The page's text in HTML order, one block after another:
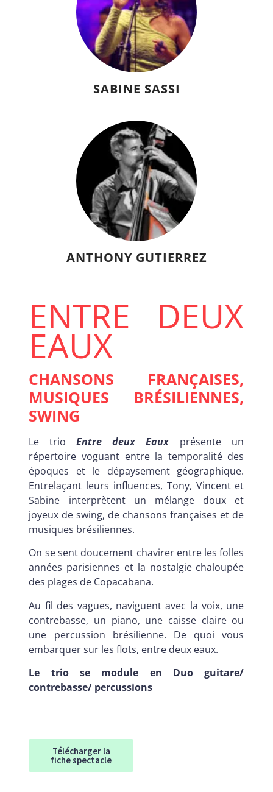
SABINE SASSI
ANTHONY GUTIERREZ
ENTRE DEUX
EAUX
CHANSONS FRANÇAISES,
MUSIQUES BRÉSILIENNES,
SWING
Le trioEntre deux Eaux présente un
répertoire voguant entre la temporalité des
époques et le dépaysement géographique.
Entrelaçant leurs influences, Tony, Vincent et
Sabine interprètent un mélange doux et
joyeux de swing, de chansons françaises et de
musiques brésiliennes.
On se sent doucement chavirer entre les folles
années parisiennes et la nostalgie chaloupée
des plages de Copacabana.
Au fil des vagues, naviguent avec la voix, une
contrebasse, un piano, une caisse claire ou
une percussion brésilienne. De quoi vous
embarquer sur les flots, entre deux eaux.
Le trio se module en Duo guitare/
contrebasse/ percussions
Télécharger la
fiche spectacle